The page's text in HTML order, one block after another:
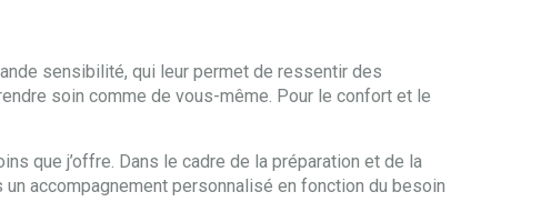
sensibilité, qui leur permet de ressentir des
soin comme de vous-même. Pour le confort et le
que j’offre. Dans le cadre de la préparation et de la
un accompagnement personnalisé en fonction du besoin